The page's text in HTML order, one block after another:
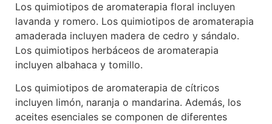
Los quimiotipos de aromaterapia floral incluyen
lavanda y romero. Los quimiotipos de aromaterapia
amaderada incluyen madera de cedro y sándalo.
Los quimiotipos herbáceos de aromaterapia
incluyen albahaca y tomillo.
Los quimiotipos de aromaterapia de cítricos
incluyen limón, naranja o mandarina. Además, los
aceites esenciales se componen de diferentes